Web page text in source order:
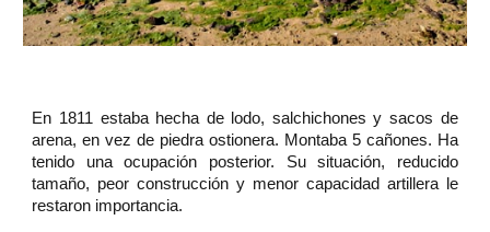
En 1811 estaba hecha de lodo, salchichones y sacos de
arena, en vez de piedra ostionera. Montaba 5 cañones. Ha
tenido una ocupación posterior. Su situación, reducido
tamaño, peor construcción y menor capacidad artillera le
restaron importancia.